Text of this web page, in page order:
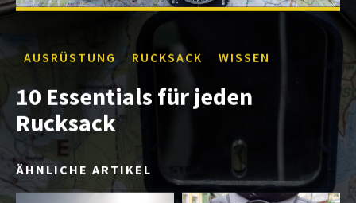
AUSRÜSTUNG RUCKSACK WISSEN
10 Essentials für jeden
Rucksack
ÄHNLICHE ARTIKEL